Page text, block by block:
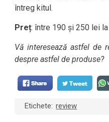
întreg kitul.
Preț: între 190 și 250 lei
Vă interesează astfel de
despre astfel de produse?
Etichete: review